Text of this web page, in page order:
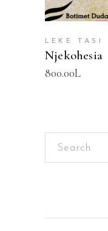
LEKE TASI
Njekohesia
800.00L
Search